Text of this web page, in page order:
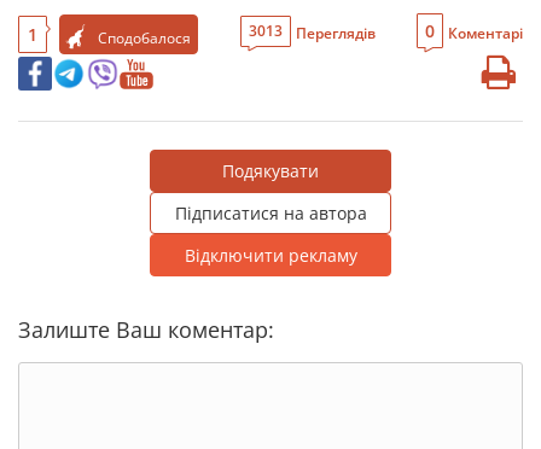
1 Сподобалося 3013 Переглядів 0 Коментарі
Подякувати
Підписатися на автора
Відключити рекламу
Залиште Ваш коментар: